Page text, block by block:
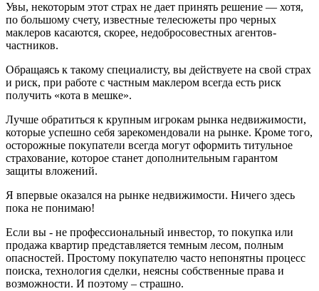
Увы, некоторым этот страх не дает принять решение — хотя,
по большому счету, известные телесюжеты про черных
маклеров касаются, скорее, недобросовестных агентов-
частников.
Обращаясь к такому специалисту, вы действуете на свой страх
и риск, при работе с частным маклером всегда есть риск
получить «кота в мешке».
Лучше обратиться к крупным игрокам рынка недвижимости,
которые успешно себя зарекомендовали на рынке. Кроме того,
осторожные покупатели всегда могут оформить титульное
страхование, которое станет дополнительным гарантом
защиты вложений.
Я впервые оказался на рынке недвижимости. Ничего здесь
пока не понимаю!
Если вы - не профессиональный инвестор, то покупка или
продажа квартир представляется темным лесом, полным
опасностей. Простому покупателю часто непонятны процесс
поиска, технология сделки, неясны собственные права и
возможности. И поэтому – страшно.